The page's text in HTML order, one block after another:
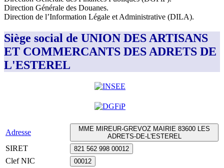
Direction Générale des Douanes.
Direction de l’Information Légale et Administrative (DILA).
Siège social de UNION DES ARTISANS
ET COMMERCANTS DES ADRETS DE
L'ESTEREL
Adresse
MME MIREUR-GREVOZ MAIRIE 83600 LES
ADRETS-DE-L'ESTEREL
SIRET 821 562 998 00012
Clef NIC 00012